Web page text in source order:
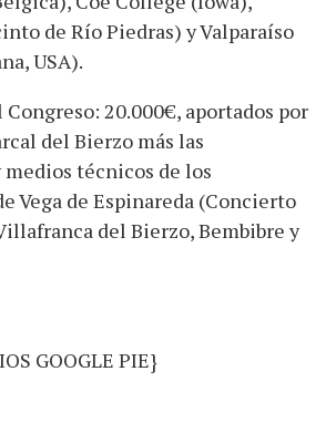
de Río Piedras) y Valparaíso
USA).
20.000€, aportados por
del Bierzo más las
técnicos de los
Vega de Espinareda (Concierto
del Bierzo, Bembibre y
GOOGLE PIE}